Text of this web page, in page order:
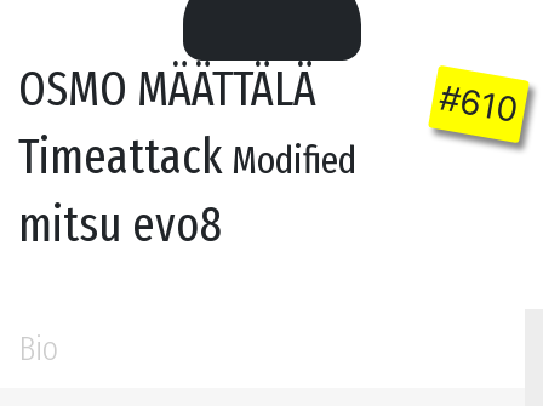
#610
OSMO MÄÄTTÄLÄ
Timeattack Modified
mitsu evo8
Bio